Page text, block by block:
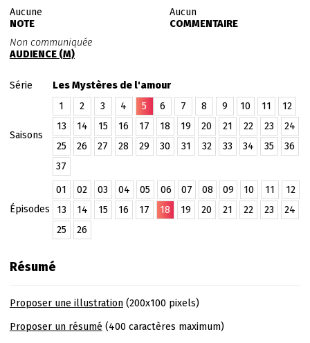
Aucune
NOTE
Aucun
COMMENTAIRE
Non communiquée
AUDIENCE (M)
Série Les Mystères de l'amour
Saisons
1 2 3 4 5 6 7 8 9 10 11
12
13
14 15 16 17 18 19 20 21 22 23
24
25
26 27 28 29 30 31 32 33 34 35
36
37
Épisodes
01 02 03 04 05 06 07 08 09 10 11
12
13
14 15 16 17 18 19 20 21 22 23
24
25
26
Résumé
Proposer une illustration(200x100 pixels)
Proposer un résumé (400 caractères maximum)